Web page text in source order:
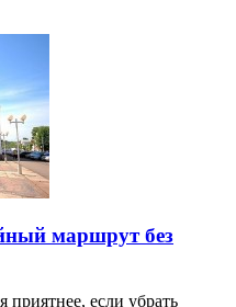
маршрут без
приятнее, если убрать